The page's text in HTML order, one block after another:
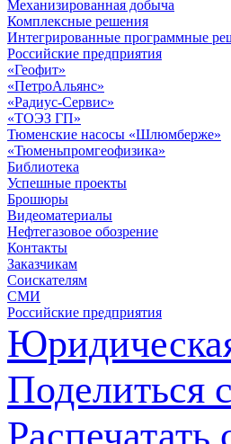
Механизированная добыча
Комплексные решения
Интегрированные программные
Российские предприятия
«Геофит»
«ПетроАльянс»
«Радиус-Сервис»
«ТОЭЗ ГП»
Тюменские насосы «Шлюмберже»
«Тюменьпромгеофизика»
Библиотека
Успешные проекты
Брошюры
Видеоматериалы
Нефтегазовое обозрение
Контакты
Заказчикам
Соискателям
СМИ
Российские предприятия
Поделиться